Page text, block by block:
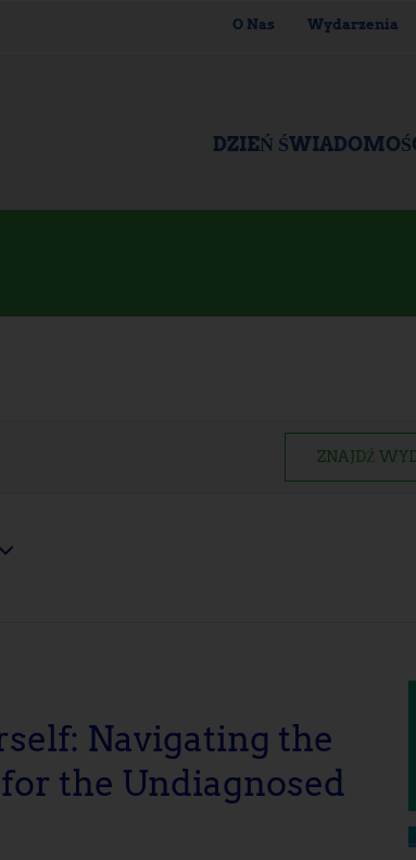
O Nas Wydarzenia
DZIEŃ
ZNAJDŹ
Navigating the
the Undiagnosed